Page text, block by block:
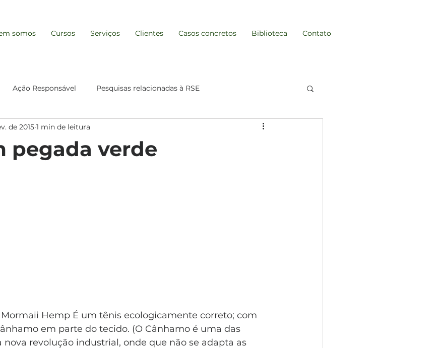
somos Cursos Serviços Clientes Casos concretos Biblioteca Contato
Ação Responsável Pesquisas relacionadas à RSE
e Resp. Socioambiental
pegada verde
de 2015 1 min de leitura
Hemp É um tênis ecologicamente correto; com
em parte do tecido. (O Cânhamo é uma das
revolução industrial, onde que não se adapta as